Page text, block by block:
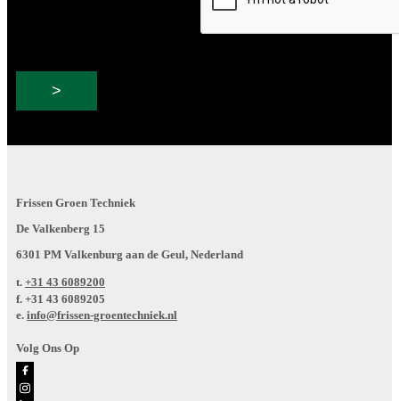
Frissen Groen Techniek
De Valkenberg 15
6301 PM Valkenburg aan de Geul, Nederland
t. +31 43 6089200
f. +31 43 6089205
e. info@frissen-groentechniek.nl
Volg Ons Op